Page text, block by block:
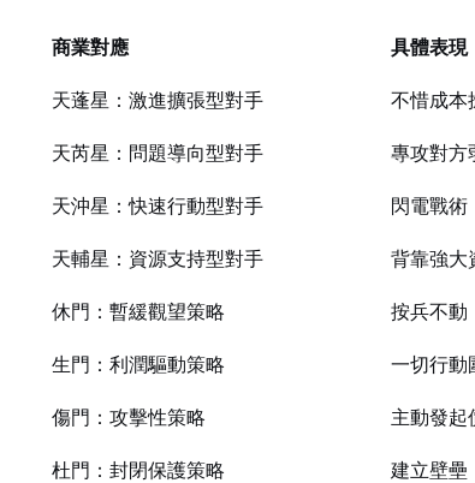
商業對應 具體表現
天蓬星：激進擴張型對手 不惜成本
天芮星：問題導向型對手 專攻對方
天沖星：快速行動型對手 閃電戰術
天輔星：資源支持型對手 背靠強大
休門：暫緩觀望策略 按兵不動
生門：利潤驅動策略 一切行動
傷門：攻擊性策略 主動發起
杜門：封閉保護策略 建立壁壘